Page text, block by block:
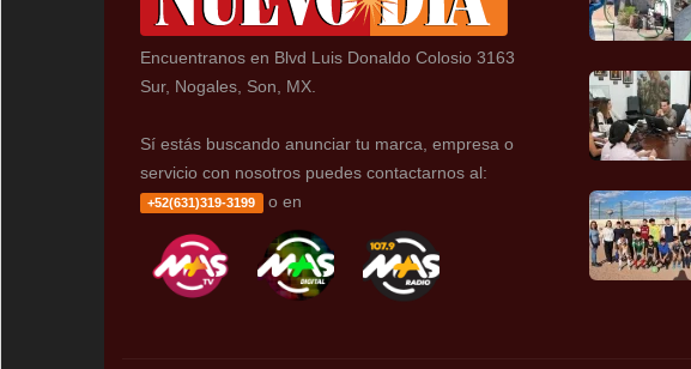
Encuentranos en Blvd Luis Donaldo Colosio 3163
Sur, Nogales, Son, MX.
Sí estás buscando anunciar tu marca, empresa o
servicio con nosotros puedes contactarnos al:
+52(631)319-3199 o en